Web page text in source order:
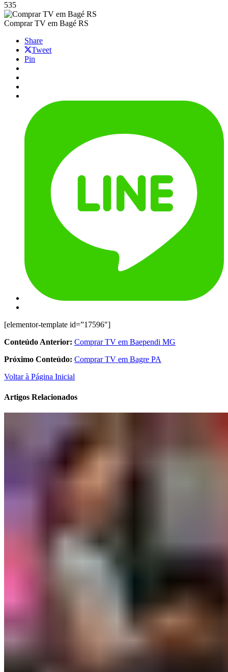
535
Comprar TV em Bagé RS
Share
Tweet
Pin
[elementor-template id=”17596″]
Conteúdo Anterior: Comprar TV em Baependi MG
Próximo Conteúdo: Comprar TV em Bagre PA
Voltar à Página Inicial
Artigos Relacionados